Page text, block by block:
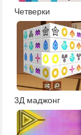
Четверки
3Д маджонг